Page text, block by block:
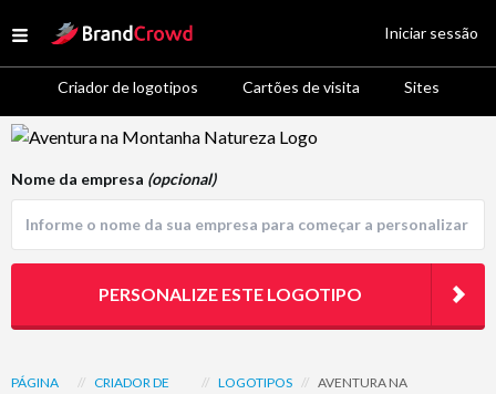
Open menu
Site Logo
Criador de logotipos Cartões de visita Sites
Iniciar sessão
Logo Template Preview
PÁGINA
// CRIADOR DE
// LOGOTIPOS // AVENTURA NA
Nome da empresa (opcional)
PERSONALIZE ESTE LOGOTIPO